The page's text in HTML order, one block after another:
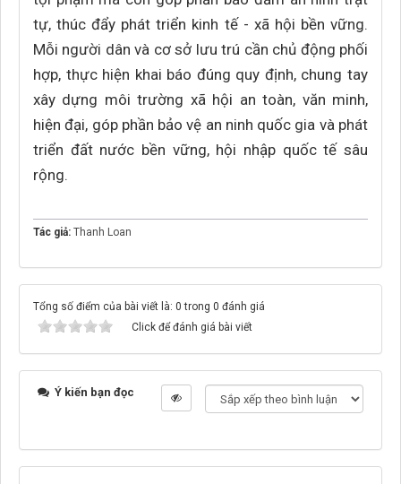
tự, thúc đẩy phát triển kinh tế - xã hội bền vững.
Mỗi người dân và cơ sở lưu trú cần chủ động phối
hợp, thực hiện khai báo đúng quy định, chung tay
xây dựng môi trường xã hội an toàn, văn minh,
hiện đại, góp phần bảo vệ an ninh quốc gia và phát
triển đất nước bền vững, hội nhập quốc tế sâu
rộng.
Tác giả: Thanh Loan
Tổng số điểm của bài viết là: 0 trong 0 đánh giá
Click để đánh giá bài viết
Ý kiến bạn đọc